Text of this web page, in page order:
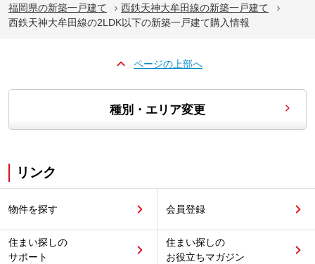
福岡県の新築一戸建て
西鉄天神大牟田線の新築一戸建て
西鉄天神大牟田線の2LDK以下の新築一戸建て購入情報
ページの上部へ
種別・エリア変更
リンク
物件を探す 会員登録
住まい探しの
サポート
住まい探しの
お役立ちマガジン